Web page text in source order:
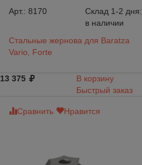
Арт.: 8170
Склад 1-2 дня:
в наличии
Стальные жернова для Baratza
Vario, Forte
13 375
В корзину
Быстрый заказ
Сравнить Нравится